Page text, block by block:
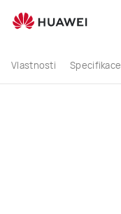
buy
Vlastnosti Specifikace